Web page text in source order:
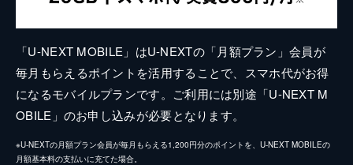
「U-NEXT MOBILE」はU-NEXTの「月額プラン」会員が
毎月もらえるポイントを活用することで、スマホ代がお得
になるモバイルプランです。ご利用には別途「U-NEXT M
OBILE」のお申し込みが必要となります。
※U-NEXTの月額プラン会員が毎月もらえる1,200円分のポイントを、U-NEXT MOBILEの
月額基本料の支払いに充てた場合。